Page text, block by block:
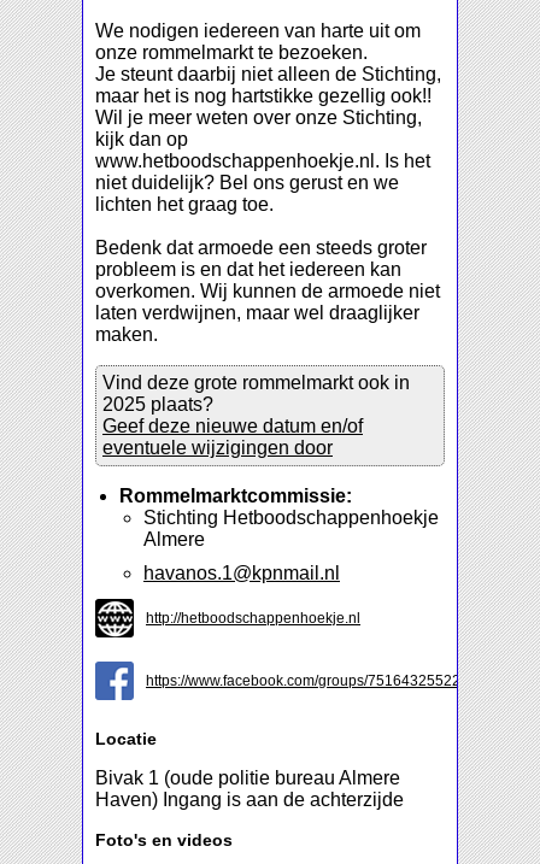
We nodigen iedereen van harte uit om
onze rommelmarkt te bezoeken.
Je steunt daarbij niet alleen de Stichting,
maar het is nog hartstikke gezellig ook!!
Wil je meer weten over onze Stichting,
kijk dan op
www.hetboodschappenhoekje.nl. Is het
niet duidelijk? Bel ons gerust en we
lichten het graag toe.
Bedenk dat armoede een steeds groter
probleem is en dat het iedereen kan
overkomen. Wij kunnen de armoede niet
laten verdwijnen, maar wel draaglijker
maken.
Vind deze grote rommelmarkt ook in
2025 plaats?
Geef deze nieuwe datum en/of
eventuele wijzigingen door
Rommelmarktcommissie:
Stichting Hetboodschappenhoekje
Almere
havanos.1@kpnmail.nl
http://hetboodschappenhoekje.nl
https://www.facebook.com/groups/751643255228275
Locatie
Bivak 1 (oude politie bureau Almere
Haven) Ingang is aan de achterzijde
Foto's en videos